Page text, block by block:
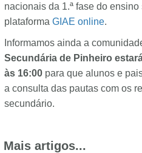
nacionais da 1.ª fase do
plataforma GIAE online.
Informamos ainda a
Secundária de Pinheiro
às 16:00 para que alunos e
a consulta das pautas com os
secundário.
Mais artigos...